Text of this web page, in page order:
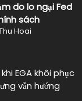
do lo ngại Fed
sách
Hoai
EGA khôi phục
vẫn hướng